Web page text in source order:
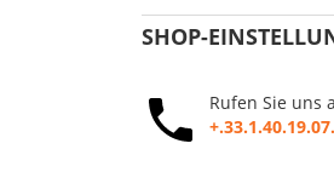
SHOP-
Rufen Sie uns